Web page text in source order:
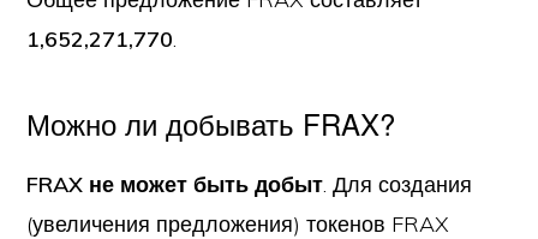
1,652,271,770.
Можно ли добывать FRAX?
FRAX не может быть добыт. Для создания
(увеличения предложения) токенов FRAX